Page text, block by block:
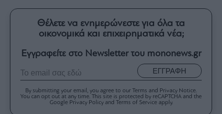
Θέλετε να ενημερώνεστε για όλα τα
οικονομικά και επιχειρηματικά νέα;
Εγγραφείτε στο Newsletter του mononews.gr
ΕΓΓΡΑΦΗ
By submitting your email, you agree to our Terms and Privacy Notice.
You can opt out at any time. This site is protected by reCAPTCHA and the
Google Privacy Policy and Terms of Service apply.